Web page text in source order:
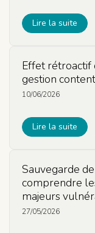
Lire la suite
Effet rétroactif
gestion
10/06/2026
Lire la suite
Sauvegarde
comprendre
majeurs
27/05/2026